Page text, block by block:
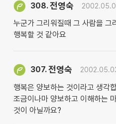
308.전영숙
누군가 그리워질때 그 사람을 그
행복할 것 같아요
307.전영숙
행복은 양보하는 것이라고 생각
조금이나마 양보하고 이해하는
것이 아닐까요?